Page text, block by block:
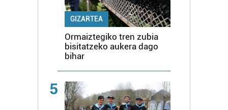
GIZARTEA
Ormaiztegiko tren zubia
bisitatzeko aukera dago
bihar
5